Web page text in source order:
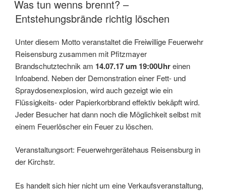
Was tun wenns brennt? –
Entstehungsbrände richtig löschen
Unter diesem Motto veranstaltet die Freiwillige Feuerwehr
Reisensburg zusammen mit Pfitzmayer
Brandschutztechnik am 14.07.17 um 19:00Uhreinen
Infoabend. Neben der Demonstration einer Fett- und
Spraydosenexplosion, wird auch gezeigt wie ein
Flüssigkeits- oder Papierkorbbrand effektiv bekäpft wird.
Jeder Besucher hat dann noch die Möglichkeit selbst mit
einem Feuerlöscher ein Feuer zu löschen.
Veranstaltungsort: Feuerwehrgerätehaus Reisensburg in
der Kirchstr.
Es handelt sich hier nicht um eine Verkaufsveranstaltung,